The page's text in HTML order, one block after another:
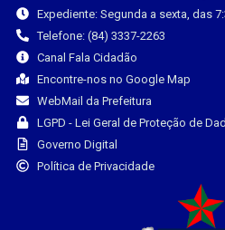
Expediente: Segunda a sexta, das
Telefone: (84) 3337-2263
Canal Fala Cidadão
Encontre-nos no Google Map
WebMail da Prefeitura
LGPD - Lei Geral de Proteção de
Governo Digital
Política de Privacidade